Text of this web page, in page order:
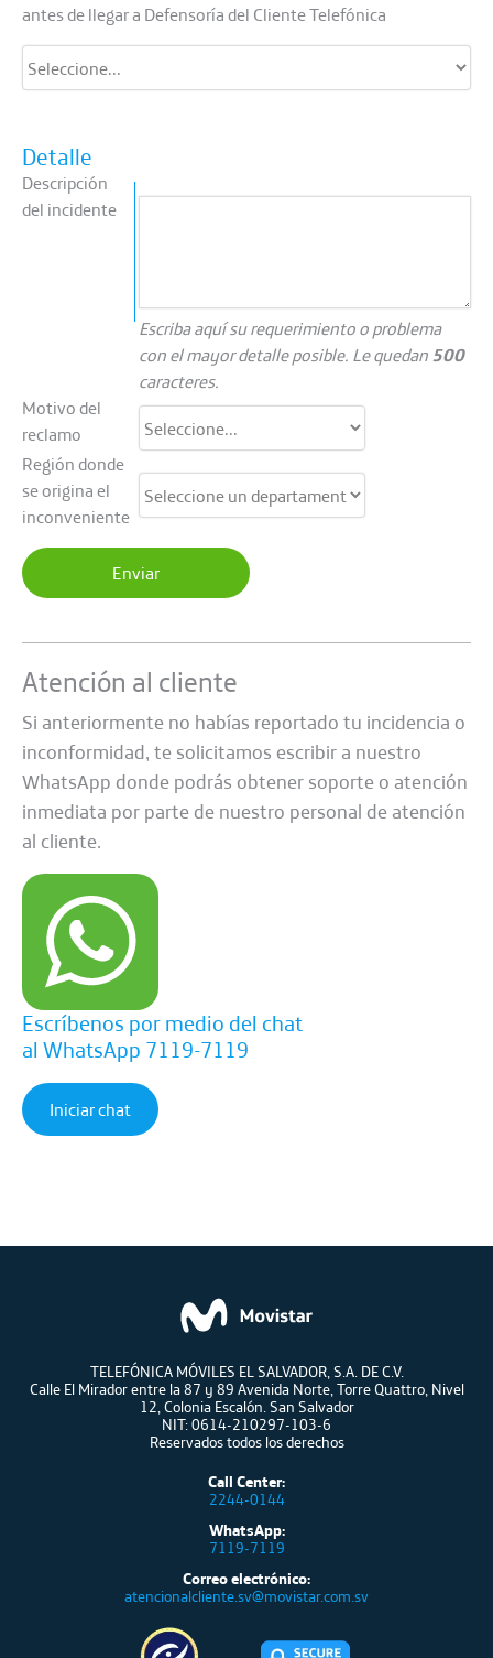
antes de llegar a Defensoría del Cliente Telefónica
Detalle
Descripción
del incidente
Escriba aquí su requerimiento o problema
con el mayor detalle posible. Le quedan 500
caracteres.
Motivo del
reclamo
Región donde
se origina el
inconveniente
Atención al cliente
Si anteriormente no habías reportado tu incidencia o
inconformidad, te solicitamos escribir a nuestro
WhatsApp donde podrás obtener soporte o atención
inmediata por parte de nuestro personal de atención
al cliente.
Escríbenos por medio del chat
al WhatsApp 7119-7119
Iniciar chat
TELEFÓNICA MÓVILES EL SALVADOR, S.A. DE C.V.
Calle El Mirador entre la 87 y 89 Avenida Norte, Torre Quattro, Nivel
12, Colonia Escalón. San Salvador
NIT: 0614-210297-103-6
Reservados todos los derechos
Call Center:
2244-0144
WhatsApp:
7119-7119
Correo electrónico:
atencionalcliente.sv@movistar.com.sv